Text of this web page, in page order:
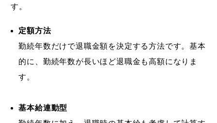
す。
定額方法
勤続年数だけで退職金額を決定する方法です。基本
的に、勤続年数が長いほど退職金も高額になりま
す。
基本給連動型